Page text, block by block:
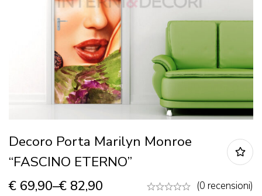
Decoro Porta Marilyn Monroe
“FASCINO ETERNO”
€ 69,90–€ 82,90
(0 recensioni)